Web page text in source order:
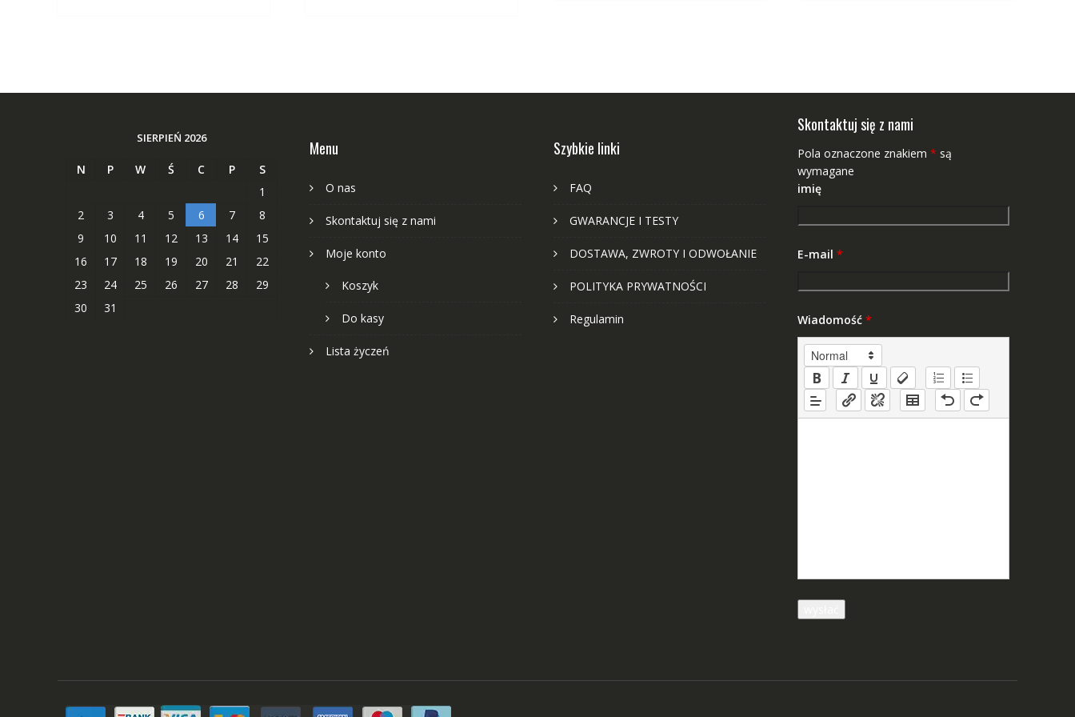
SIERPIEŃ 2026
N P W Ś C P
S
1
2
3 4 5 6 7
8
9
10 11 12 13 14
15
16
17 18 19 20 21
22
23
24 25 26 27 28
29
30
31
Menu
O nas
Skontaktuj się z nami
Moje konto
Koszyk
Do kasy
Lista życzeń
Szybkie linki
FAQ
GWARANCJE I TESTY
DOSTAWA, ZWROTY I ODWOŁANIE
POLITYKA PRYWATNOŚCI
Regulamin
Skontaktuj się z nami
Pola oznaczone znakiem * są
wymagane
imię
E-mail *
Wiadomość *